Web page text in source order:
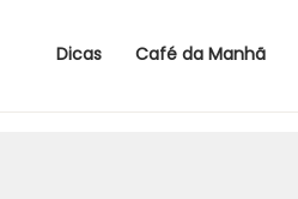
Dicas Café da Manhã